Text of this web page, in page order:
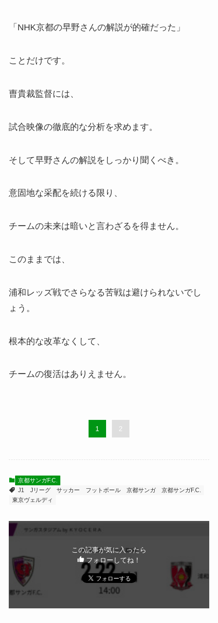
「NHK京都の早野さんの解説が的確だった」
ことだけです。
曺貴裁監督には、
試合映像の徹底的な分析を求めます。
そして早野さんの解説をしっかり聞くべき。
意固地な采配を続ける限り、
チームの未来は暗いと言わざるを得ません。
このままでは、
浦和レッズ戦でさらなる苦戦は避けられないでし
ょう。
根本的な改革なくして、
チームの復活はありえません。
1 2
京都サンガF.C.
J1
Jリーグ サッカー フットボール 京都サンガ
京都サンガF.C.
東京ヴェルディ
この記事が気に入ったら
フォローしてね！